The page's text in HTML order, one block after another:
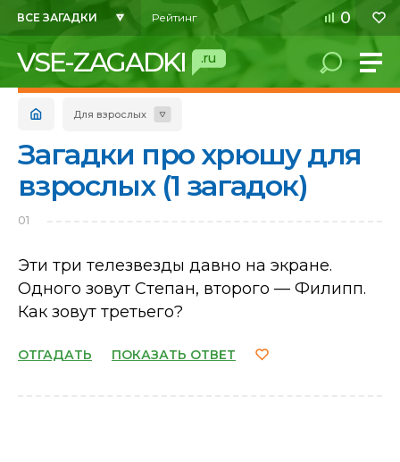
ВСЕ ЗАГАДКИ Рейтинг 0
VSE-ZAGADKI .ru
Для взрослых
Загадки про хрюшу для
взрослых (1 загадок)
01
Эти три телезвезды давно на экране.
Одного зовут Степан, второго — Филипп.
Как зовут третьего?
ОТГАДАТЬ ПОКАЗАТЬ ОТВЕТ